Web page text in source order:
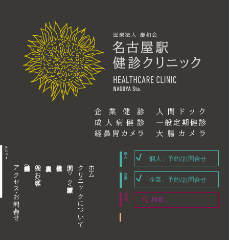
アクセス・お問い合わせ 企業内担当者様へ 個人のお客様へ 人間ドック・健康診断 クリニックについて ホーム
「個人」予約/お問合せ
「企業」予約/お問合せ